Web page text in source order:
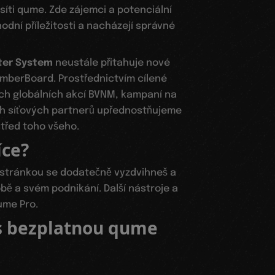
qume. Zde zájemci a potenciální
příležitosti a nacházejí správné
System neustále přitahuje nové
Prostřednictvím cílené
globálních akcí BVNM, kampaní na
síťových partnerů upřednostňujeme
toho všeho.
se dodatečně vyzdvihneš a
a svém podnikání. Další nástroje a
Pro.
bezplatnou qume